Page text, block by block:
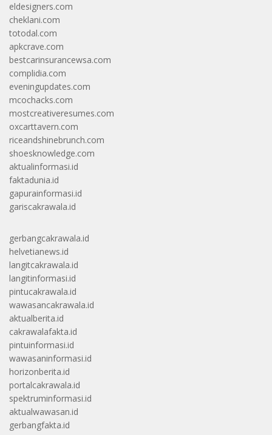
eldesigners.com
cheklani.com
totodal.com
apkcrave.com
bestcarinsurancewsa.com
complidia.com
eveningupdates.com
mcochacks.com
mostcreativeresumes.com
oxcarttavern.com
riceandshinebrunch.com
shoesknowledge.com
aktualinformasi.id
faktadunia.id
gapurainformasi.id
gariscakrawala.id
gerbangcakrawala.id
helvetianews.id
langitcakrawala.id
langitinformasi.id
pintucakrawala.id
wawasancakrawala.id
aktualberita.id
cakrawalafakta.id
pintuinformasi.id
wawasaninformasi.id
horizonberita.id
portalcakrawala.id
spektruminformasi.id
aktualwawasan.id
gerbangfakta.id